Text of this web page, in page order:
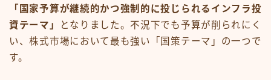
「国家予算が継続的かつ強制的に投じられるインフラ投
資テーマ」
となりました。不況下でも予算が削られにく
い、株式市場において最も強い「国策テーマ」の一つで
す。